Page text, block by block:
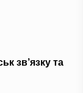
зв’язку та